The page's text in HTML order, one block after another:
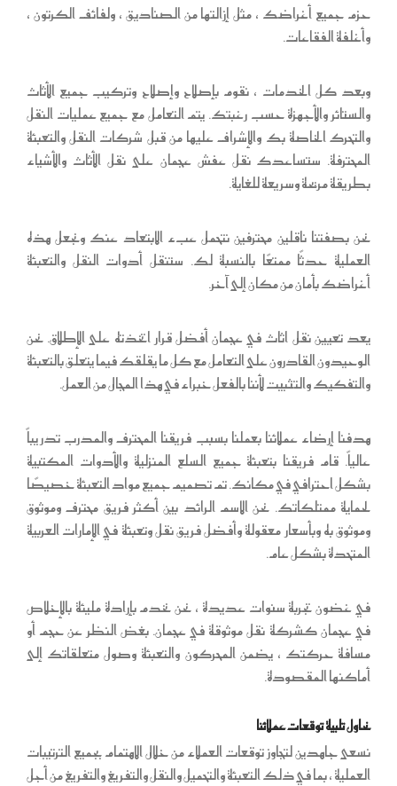
حزم جميع أغراضك ، مثل إزالتها من الصناديق ، ولفائف الكرتون ،
وأغلفة الفقاعات.
وبعد كل الخدمات ، نقوم بإصلاح وإصلاح وتركيب جميع الأثاث
والستائر والأجهزة حسب رغبتك. يتم التعامل مع جميع عمليات النقل
والتحرك الخاصة بك والإشراف عليها من قبل شركات النقل والتعبئة
المحترفة. ستساعدك نقل عفش عجمان على نقل الأثاث والأشياء
بطريقة مريحة وسريعة للغاية.
نحن بصفتنا ناقلين محترفين نتحمل عبء الابتعاد عنك ونجعل هذه
العملية حدثًا ممتعًا بالنسبة لك. ستنقل أدوات النقل والتعبئة
أغراضك بأمان من مكان إلى آخر.
يعد تعيين نقل اثاث في عجمان أفضل قرار اتخذته على الإطلاق. نحن
الوحيدون القادرون على التعامل مع كل ما يقلقك فيما يتعلق بالتعبئة
والتفكيك والتثبيت لأننا بالفعل خبراء في هذا المجال من العمل.
هدفنا إرضاء عملائنا بعملنا بسبب فريقنا المحترف والمدرب تدريباً
عالياً. قام فريقنا بتعبئة جميع السلع المنزلية والأدوات المكتبية
بشكل احترافي في مكانك. تم تصميم جميع مواد التعبئة خصيصًا
لحماية ممتلكاتك. نحن الاسم الرائد بين أكثر فريق محترف وموثوق
وموثوق به وبأسعار معقولة وأفضل فريق نقل وتعبئة في الإمارات العربية
المتحدة بشكل عام.
في غضون تجربة سنوات عديدة ، نحن نخدم بإرادة مليئة بالإخلاص
في عجمان كشركة نقل موثوقة في عجمان. بغض النظر عن حجم أو
مسافة حركتك ، يضمن المحركون والتعبئة وصول متعلقاتك إلى
أماكنها المقصودة.
نحاول تلبية توقعات عملائنا
نسعى جاهدين لتجاوز توقعات العملاء من خلال الاهتمام بجميع الترتيبات
العملية ، بما في ذلك التعبئة والتحميل والنقل والتفريغ والتفريغ من أجل